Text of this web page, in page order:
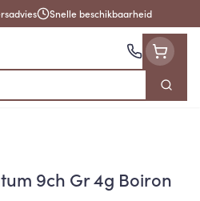
Snelle beschikbaarheid
Zoek
9ch Gr 4g Boiron